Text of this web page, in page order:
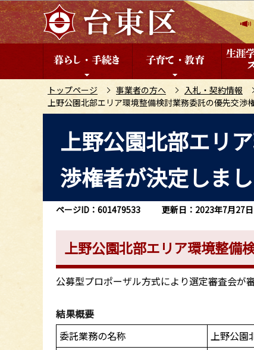
こ
の
ペ
トップページ 事業者の方へ 入札・契約情報
上野公園北部エリア環境整備検討業務委託の優先交渉
ら
上野公園北部エリ
渉権者が決定しま
ページID：601479533 更新日：2023年7月27日
上野公園北部エリア環境整備
公募型プロポーザル方式により選定審査会が
結果概要
委託業務の名称
上野公園